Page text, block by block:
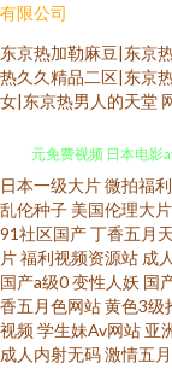
有限公司
东京热加勒麻豆|东京
热久久精品二区|东京
女|东京热男人的天堂
日韩色网wy 国内自
元免费视频 日本电影
月丁香大香蕉 蜜桃91
日本一级大片微拍福
乱伦种子 美国伦理大片
91社区国产丁香五月
片福利视频资源站 成
国产a级0变性人妖 国
香五月色网站黄色3级
视频学生妹Av网站 亚
成人内射无码激情五